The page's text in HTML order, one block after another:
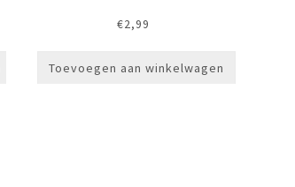
€2,99
Toevoegen aan winkelwagen